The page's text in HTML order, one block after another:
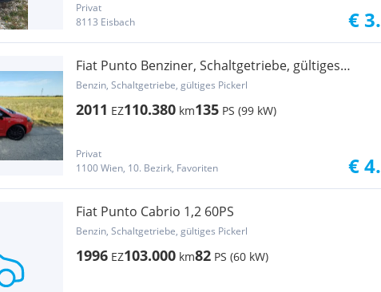
Privat
8113 Eisbach
€
Fiat Punto Benziner, Schaltgetriebe, gültiges
Pickerl
Benzin, Schaltgetriebe, gültiges Pickerl
2011 EZ110.380 km135 PS (99 kW)
Privat
1100 Wien, 10. Bezirk, Favoriten
€
Fiat Punto Cabrio 1,2 60PS
Benzin, Schaltgetriebe, gültiges Pickerl
1996 EZ103.000 km82 PS (60 kW)